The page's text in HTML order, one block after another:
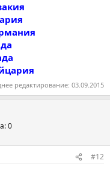
редактирование: 03.09.2015
0
#12